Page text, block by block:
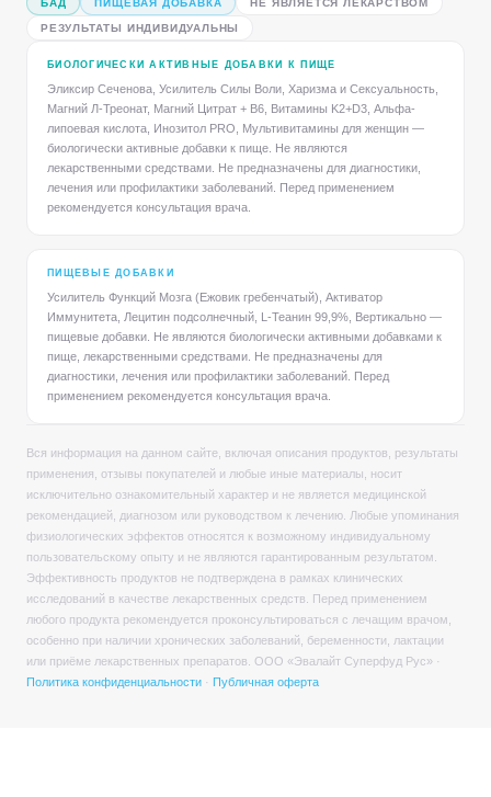
БАД ПИЩЕВАЯ ДОБАВКА НЕ ЯВЛЯЕТСЯ ЛЕКАРСТВОМ
РЕЗУЛЬТАТЫ ИНДИВИДУАЛЬНЫ
БИОЛОГИЧЕСКИ АКТИВНЫЕ ДОБАВКИ К ПИЩЕ
Эликсир Сеченова, Усилитель Силы Воли, Харизма и Сексуальность,
Магний Л-Треонат, Магний Цитрат + B6, Витамины K2+D3, Альфа-
липоевая кислота, Инозитол PRO, Мультивитамины для женщин —
биологически активные добавки к пище. Не являются
лекарственными средствами. Не предназначены для диагностики,
лечения или профилактики заболеваний. Перед применением
рекомендуется консультация врача.
ПИЩЕВЫЕ ДОБАВКИ
Усилитель Функций Мозга (Ежовик гребенчатый), Активатор
Иммунитета, Лецитин подсолнечный, L-Теанин 99,9%, Вертикально —
пищевые добавки. Не являются биологически активными добавками к
пище, лекарственными средствами. Не предназначены для
диагностики, лечения или профилактики заболеваний. Перед
применением рекомендуется консультация врача.
Вся информация на данном сайте, включая описания продуктов, результаты
применения, отзывы покупателей и любые иные материалы, носит
исключительно ознакомительный характер и не является медицинской
рекомендацией, диагнозом или руководством к лечению. Любые упоминания
физиологических эффектов относятся к возможному индивидуальному
пользовательскому опыту и не являются гарантированным результатом.
Эффективность продуктов не подтверждена в рамках клинических
исследований в качестве лекарственных средств. Перед применением
любого продукта рекомендуется проконсультироваться с лечащим врачом,
особенно при наличии хронических заболеваний, беременности, лактации
или приёме лекарственных препаратов. ООО «Эвалайт Суперфуд Рус» ·
Политика конфиденциальности · Публичная оферта